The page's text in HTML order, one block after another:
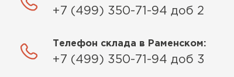
+7 (499) 350-71-94 доб 2
Телефон склада в Раменском:
+7 (499) 350-71-94 доб 3